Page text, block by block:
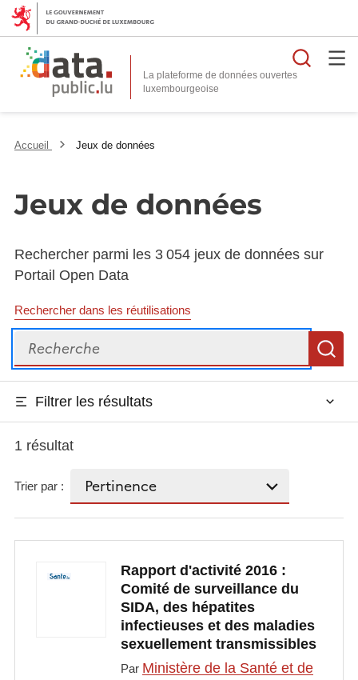
La plateforme de données ouvertes
Accueil Jeux de données
Jeux de données
Rechercher parmi les 3 054 jeux de données sur
Portail Open Data
Rechercher dans les réutilisations
Recherche
Filtrer les résultats
1 résultat
Trier par :
Rapport d'activité 2016 :
Comité de surveillance du
SIDA, des hépatites
infectieuses et des maladies
sexuellement transmissibles
Par Ministère de la Santé et de